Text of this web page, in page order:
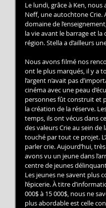
Le lundi, grâce à Ken,
Neff, une autochtone Crie.
domaine de
la vie avant le barrage et
région. Stella a d’ailleurs
Nous avons filmé nos
ont le plus marqués, il y a
l’argent n’avait pas
cinéma avec une peau
personnes fût construit et
la création de la réserve.
temps, ils ont vécus dans
des valeurs Crie au sein
touché par tout ce projet.
parler crie. Aujourd’hui,
avons vu un jeune dans
centre de jeunes
Les jeunes ne savent plus
l’épicerie. À titre
000$ à 15 000$, nous ne
plus abordable est celle